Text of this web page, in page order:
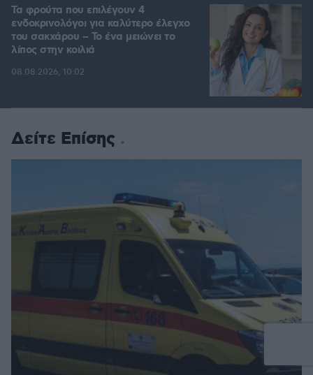
Τα φρούτα που επιλέγουν 4
ενδοκρινολόγοι για καλύτερο έλεγχο
του σακχάρου – Το ένα μειώνει το
λίπος στην κοιλιά
08.08.2026, 10:02
Δείτε Επίσης